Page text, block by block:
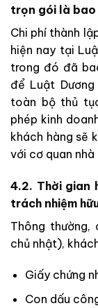
trọn gói là bao
Chi phí thành
hiện nay tại
trong đó đã
để Luật
toàn bộ thủ
phép kinh
khách hàng sẽ
với cơ quan nhà
4.2. Thời gian
trách nhiệm
Thông
chủ nhật),
Giấy chứng
Con dấu